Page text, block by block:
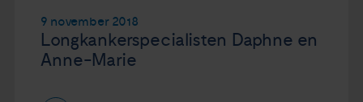
9 november 2018
Longkankerspecialisten Daphne en
Anne-Marie